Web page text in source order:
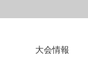
大会情報